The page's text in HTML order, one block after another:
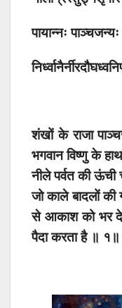
पायान्नः
शंखों के राजा
भगवान विष्णु के
नीले पर्वत की
जो काले बादलों
से आकाश को भर
पैदा करता है ॥ १॥